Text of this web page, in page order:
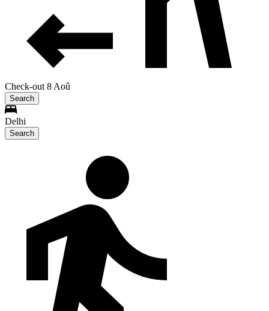
Check-out 8 Aoû
Search
Delhi
Search